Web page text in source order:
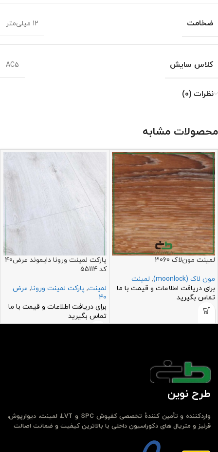
ضخامت 12 میلی‌متر
کلاس سایش AC5
نظرات (0)
محصولات مشابه
لمینت مون‌لاک 3060
مون لاک (moonlock) , لمینت
برای دریافت اطلاعات و قیمت با ما
تماس بگیرید
پارکت لمینت ورونا دایموند عرض40
کد 55114
لمینت, پارکت لمینت ورونا, عرض
40
برای دریافت اطلاعات و قیمت با ما
تماس بگیرید
طرح نوین
واردکننده و تأمین کنندهٔ تخصصی کفپوش SPC و LVT، لمینت، دیوارپوش،
قرنیز و متریال های دکوراسیون داخلی با بالاترین کیفیت و ضمانت اصالت